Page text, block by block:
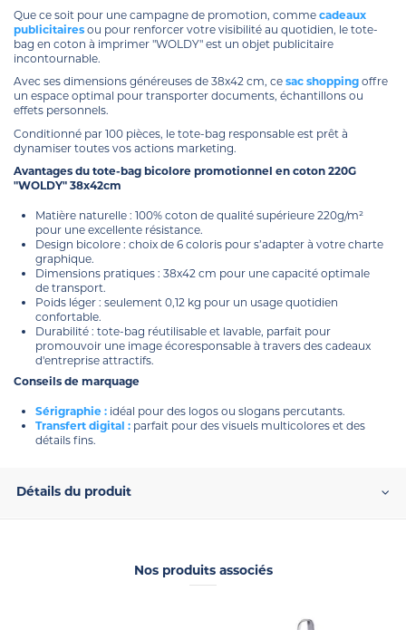
Que ce soit pour une campagne de promotion, comme cadeaux
publicitaires ou pour renforcer votre visibilité au quotidien, le tote-
bag en coton à imprimer "WOLDY" est un objet publicitaire
incontournable.
Avec ses dimensions généreuses de 38x42 cm, ce sac shopping offre
un espace optimal pour transporter documents, échantillons ou
effets personnels.
Conditionné par 100 pièces, le tote-bag responsable est prêt à
dynamiser toutes vos actions marketing.
Avantages du tote-bag bicolore promotionnel en coton 220G
"WOLDY" 38x42cm
Matière naturelle : 100% coton de qualité supérieure 220g/m²
pour une excellente résistance.
Design bicolore : choix de 6 coloris pour s’adapter à votre charte
graphique.
Dimensions pratiques : 38x42 cm pour une capacité optimale
de transport.
Poids léger : seulement 0,12 kg pour un usage quotidien
confortable.
Durabilité : tote-bag réutilisable et lavable, parfait pour
promouvoir une image écoresponsable à travers des cadeaux
d'entreprise attractifs.
Conseils de marquage
Sérigraphie : idéal pour des logos ou slogans percutants.
Transfert digital : parfait pour des visuels multicolores et des
détails fins.
Détails du produit
Nos produits associés